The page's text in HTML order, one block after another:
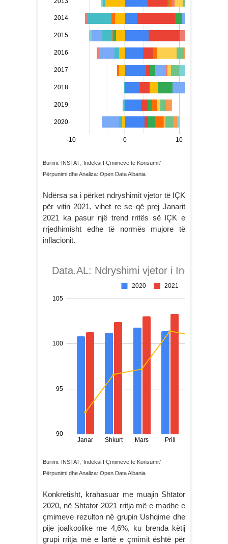
Burimi: INSTAT, ‘Indeksi I Çmimeve të Konsumit’
Përpunimi dhe Analiza: Open Data Albania
Ndërsa sa i përket ndryshimit vjetor të IÇK
për vitin 2021, vihet re se që prej Janarit
2021 ka pasur një trend rritës së IÇK e
rrjedhimisht edhe të normës mujore të
inflacionit.
Burimi: INSTAT, ‘Indeksi I Çmimeve të Konsumit’
Përpunimi dhe Analiza: Open Data Albania
Konkretisht, krahasuar me muajin Shtator
2020, në Shtator 2021 rritja më e madhe e
çmimeve rezulton në grupin Ushqime dhe
pije joalkoolike me 4,6%, ku brenda këtij
grupi rritja më e lartë e çmimit është për